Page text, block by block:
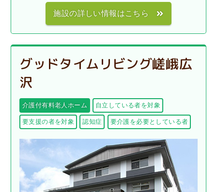
施設の詳しい情報はこちら
グッドタイムリビング嵯峨広
沢
介護付有料老人ホーム 自立している者を対象
要支援の者を対象 認知症 要介護を必要としている者